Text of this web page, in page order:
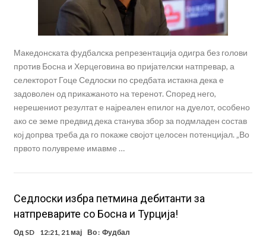
Македонската фудбалска репрезентација одигра без голови
против Босна и Херцеговина во пријателски натпревар, а
селекторот Гоце Седлоски по средбата истакна дека е
задоволен од прикажаното на теренот. Според него,
нерешениот резултат е најреален епилог на дуелот, особено
ако се земе предвид дека станува збор за подмладен состав
кој допрва треба да го покаже својот целосен потенцијал. „Во
првото полувреме имавме …
Седлоски избра петмина дебитанти за
натпреварите со Босна и Турција!
Од SD 12:21, 21 мај Во : Фудбал